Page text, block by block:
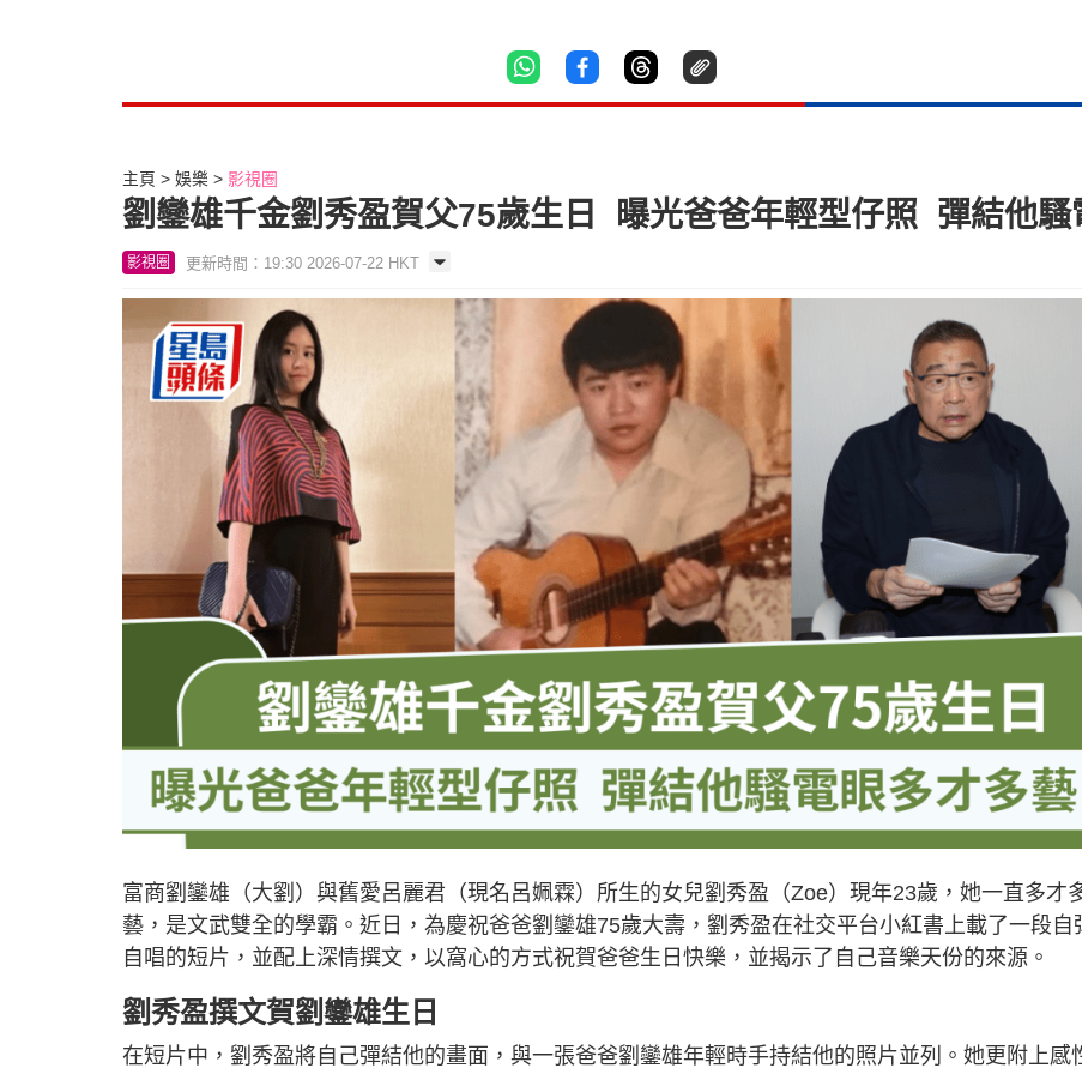
主頁 娛樂 影視圈
劉鑾雄千金劉秀盈賀父75歲生日 曝光爸爸年輕型仔照 彈結他騷
影視圈 更新時間：19:30 2026-07-22 HKT
富商劉鑾雄（大劉）與舊愛呂麗君（現名呂姵霖）所生的女兒劉秀盈（Zoe）現年23歲，她一直多才
藝，是文武雙全的學霸。近日，為慶祝爸爸劉鑾雄75歲大壽，劉秀盈在社交平台小紅書上載了一段自
自唱的短片，並配上深情撰文，以窩心的方式祝賀爸爸生日快樂，並揭示了自己音樂天份的來源。
劉秀盈撰文賀劉鑾雄生日
在短片中，劉秀盈將自己彈結他的畫面，與一張爸爸劉鑾雄年輕時手持結他的照片並列。她更附上感